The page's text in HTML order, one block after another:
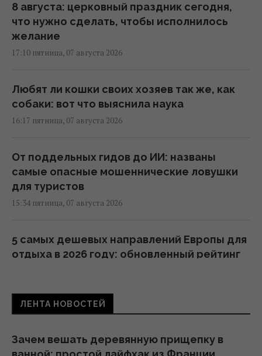
8 августа: церковный праздник сегодня,
что нужно сделать, чтобы исполнилось
желание
17:10 пятница, 07 августа 2026
Любят ли кошки своих хозяев так же, как
собаки: вот что выяснила наука
16:17 пятница, 07 августа 2026
От поддельных гидов до ИИ: названы
самые опасные мошеннические ловушки
для туристов
15:34 пятница, 07 августа 2026
5 самых дешевых направлений Европы для
отдыха в 2026 году: обновленный рейтинг
В 1984 году Британия намеренно врезала
сделали
15:22 пятница, 07 августа 2026
ЛЕНТА НОВОСТЕЙ
Зачем вешать деревянную прищепку в